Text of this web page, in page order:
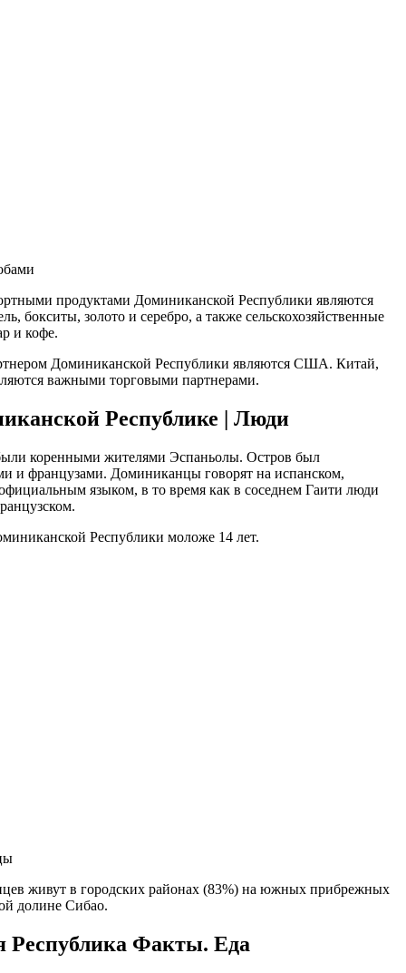
продуктами Доминиканской Республики являются
бокситы, золото и серебро, а также сельскохозяйственные
и кофе.
Доминиканской Республики являются США. Китай,
важными торговыми партнерами.
Республике | Люди
коренными жителями Эспаньолы. Остров был
и французами. Доминиканцы говорят на испанском,
языком, в то время как в соседнем Гаити люди
Республики моложе 14 лет.
живут в городских районах (83%) на южных прибрежных
долине Сибао.
Республика Факты. Еда